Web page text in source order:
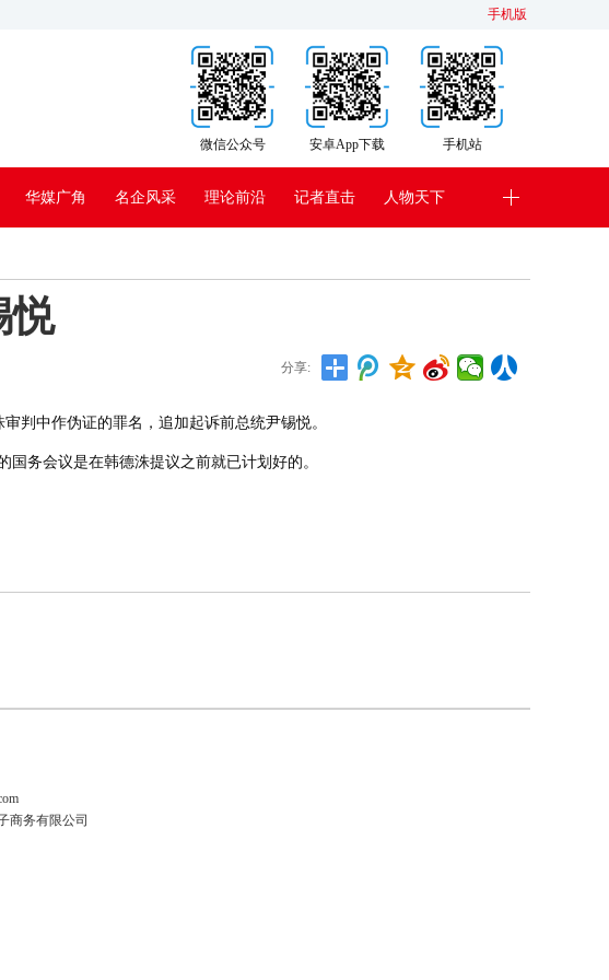
手机版
手机站
安卓App下载
微信公众号
华媒广角 名企风采 理论前沿 记者直击 人物天下
悦
分享:
判中作伪证的罪名，追加起诉前总统尹锡悦。
务会议是在韩德洙提议之前就已计划好的。
商务有限公司